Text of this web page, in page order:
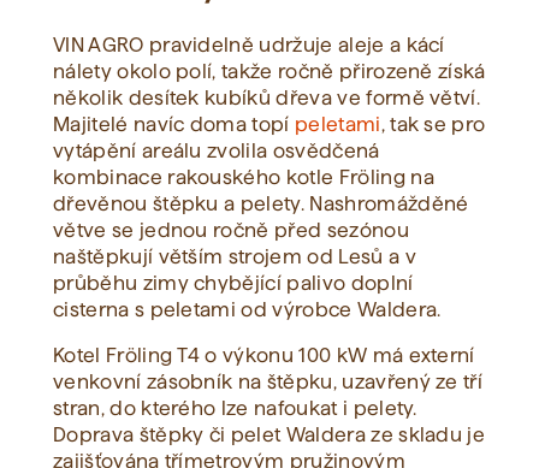
VIN AGRO pravidelně udržuje aleje a kácí
nálety okolo polí, takže ročně přirozeně získá
několik desítek kubíků dřeva ve formě větví.
Majitelé navíc doma topí peletami, tak se pro
vytápění areálu zvolila osvědčená
kombinace rakouského kotle Fröling na
dřevěnou štěpku a pelety. Nashromážděné
větve se jednou ročně před sezónou
naštěpkují větším strojem od Lesů a v
průběhu zimy chybějící palivo doplní
cisterna s peletami od výrobce Waldera.
Kotel Fröling T4 o výkonu 100 kW má externí
venkovní zásobník na štěpku, uzavřený ze tří
stran, do kterého lze nafoukat i pelety.
Doprava štěpky či pelet Waldera ze skladu je
zajišťována třímetrovým pružinovým